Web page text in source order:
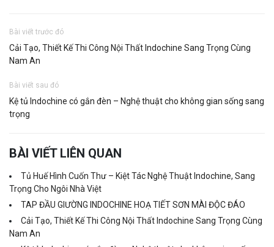
Bài viết trước đó
Cải Tạo, Thiết Kế Thi Công Nội Thất Indochine Sang Trọng Cùng
Nam An
Bài viết sau đó
Kệ tủ Indochine có gắn đèn – Nghệ thuật cho không gian sống sang
trọng
BÀI VIẾT LIÊN QUAN
Tủ Huế Hình Cuốn Thư – Kiệt Tác Nghệ Thuật Indochine, Sang
Trọng Cho Ngôi Nhà Việt
TAP ĐẦU GIƯỜNG INDOCHINE HOẠ TIẾT SƠN MÀI ĐỘC ĐÁO
Cải Tạo, Thiết Kế Thi Công Nội Thất Indochine Sang Trọng Cùng
Nam An